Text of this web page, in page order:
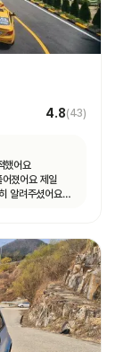
4.8(43)
했어요
졌어요 제일
알려주셨어요